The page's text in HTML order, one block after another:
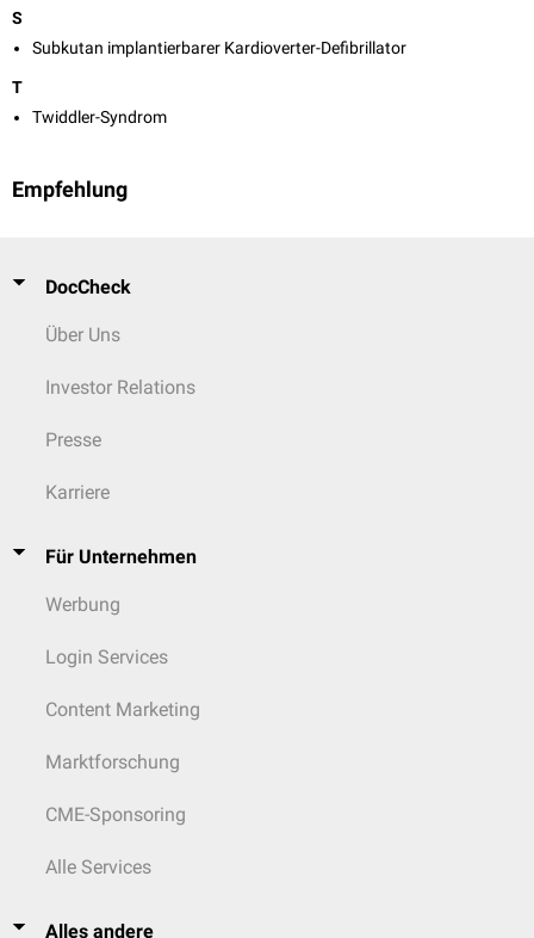
S
Subkutan implantierbarer Kardioverter-Defibrillator
T
Twiddler-Syndrom
Empfehlung
DocCheck
Über Uns
Investor Relations
Presse
Karriere
Für Unternehmen
Werbung
Login Services
Content Marketing
Marktforschung
CME-Sponsoring
Alle Services
Alles andere